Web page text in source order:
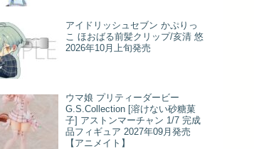
アイドリッシュセブン かぷりっ
こ ほおばる前髪クリップ/亥清 悠
2026年10月上旬発売
ウマ娘 プリティーダービー
G.S.Collection [溶けない砂糖菓
子] アストンマーチャン 1/7 完成
品フィギュア 2027年09月発売
【アニメイト】